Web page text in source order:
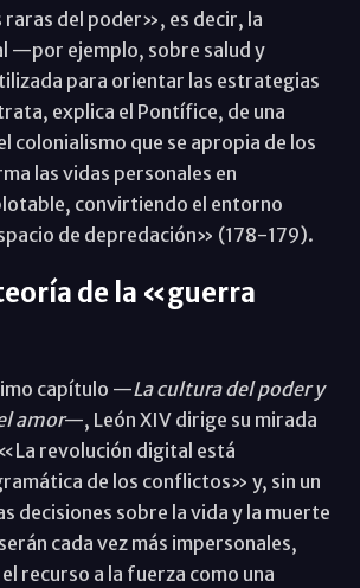
del poder», es decir, la
—por ejemplo, sobre salud y
para orientar las estrategias
explica el Pontífice, de una
colonialismo que se apropia de los
las vidas personales en
convirtiendo el entorno
de depredación» (178-179).
de la «guerra
capítulo —La cultura del poder y
amor—, León XIV dirige su mirada
revolución digital está
de los conflictos» y, sin un
decisiones sobre la vida y la muerte
cada vez más impersonales,
recurso a la fuerza como una